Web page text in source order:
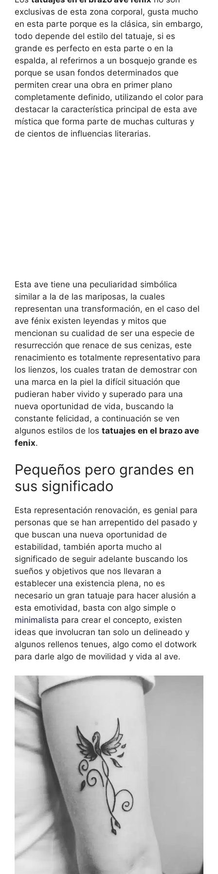
exclusivas de esta zona corporal, gusta mucho
en esta parte porque es la clásica, sin embargo,
todo depende del estilo del tatuaje, si es
grande es perfecto en esta parte o en la
espalda, al referirnos a un bosquejo grande es
porque se usan fondos determinados que
permiten crear una obra en primer plano
completamente definido, utilizando el color para
destacar la característica principal de esta ave
mística que forma parte de muchas culturas y
de cientos de influencias literarias.
Esta ave tiene una peculiaridad simbólica
similar a la de las mariposas, la cuales
representan una transformación, en el caso del
ave fénix existen leyendas y mitos que
mencionan su cualidad de ser una especie de
resurrección que renace de sus cenizas, este
renacimiento es totalmente representativo para
los lienzos, los cuales tratan de demostrar con
una marca en la piel la difícil situación que
pudieran haber vivido y superado para una
nueva oportunidad de vida, buscando la
constante felicidad, a continuación se ven
algunos estilos de los tatuajes en el brazo ave
fenix.
Pequeños pero grandes en
sus significado
Esta representación renovación, es genial para
personas que se han arrepentido del pasado y
que buscan una nueva oportunidad de
estabilidad, también aporta mucho al
significado de seguir adelante buscando los
sueños y objetivos que nos llevaran a
establecer una existencia plena, no es
necesario un gran tatuaje para hacer alusión a
esta emotividad, basta con algo simple o
minimalista para crear el concepto, existen
ideas que involucran tan solo un delineado y
algunos rellenos tenues, algo como el dotwork
para darle algo de movilidad y vida al ave.